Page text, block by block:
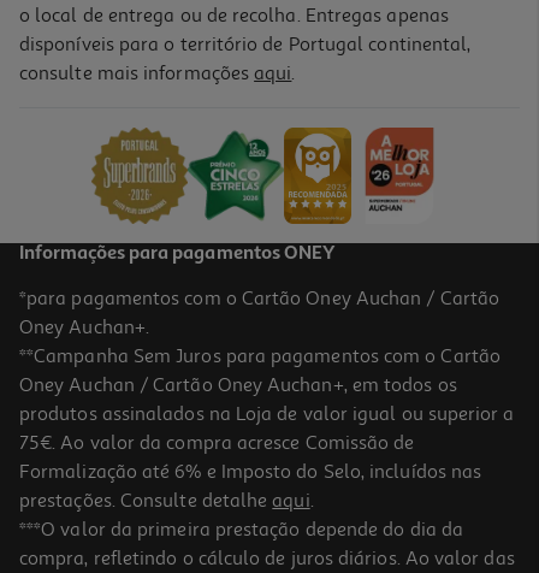
Fertilizante Liquido Com Guano 500ml
Fertilizante Orquideas Compo 250 Ml
0.02 €/Lt
o local de entrega ou de recolha. Entregas apenas
disponíveis para o território de Portugal continental,
consulte mais informações aqui.
Informações para pagamentos ONEY
*para pagamentos com o Cartão Oney Auchan / Cartão
Oney Auchan+.
**Campanha Sem Juros para pagamentos com o Cartão
Oney Auchan / Cartão Oney Auchan+, em todos os
produtos assinalados na Loja de valor igual ou superior a
75€. Ao valor da compra acresce Comissão de
Formalização até 6% e Imposto do Selo, incluídos nas
prestações. Consulte detalhe aqui.
***O valor da primeira prestação depende do dia da
compra, refletindo o cálculo de juros diários. Ao valor das